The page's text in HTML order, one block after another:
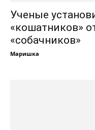
Ученые
«кошатников»
«собачников»
Маришка